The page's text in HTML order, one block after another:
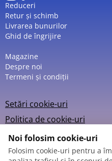
Reduceri
Retur și schimb
Livrarea bunurilor
Ghid de îngrijire
Magazine
Despre noi
Termeni și condiții
Setări cookie-uri
Politica de cookie-uri
Noi folosim cookie-uri
Folosim cookie-uri pentru a